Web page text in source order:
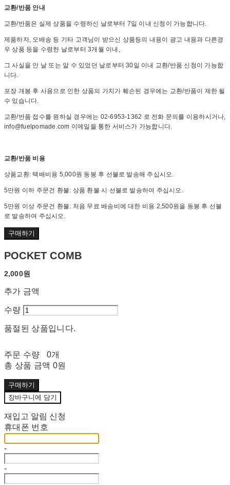
교환/반품 안내
교환/반품은 실제 상품을 수령하신 날로부터 7일 이내 신청이 가능합니다.
제품하자, 오배송 등 기타 고객님이 받으신 상품등의 내용이 광고 내용과 다른경
우 상품 등을 수령한 날로부터 3개월 이내,
그 사실을 안 날 또는 알 수 있었던 날로부터 30일 이내 교환/반품 신청이 가능합
니다.
포장 개봉 후 사용으로 인한 상품의 가치가 훼손된 경우에는 교환/반품이 제한 될
수 있습니다.
교환/반품 접수를 원하실 경우에는 02-6953-1362 로 전화 문의를 이용하시거나,
info@fuelpomade.com 이메일을 통한 서비스가 가능합니다.
교환/반품 비용
상품교환: 택배비용 5,000원 동봉 후 선불로 발송해 주십시오.
5만원 이하 주문건 환불: 상품 환불 시 선불로 발송하여 주십시오.
5만원 이상 주문건 환불: 처음 무료 배송비에 대한 비용 2,500원을 동봉 후 선불
로 발송하여 주십시오.
구매하기
POCKET COMB
2,000원
추가 금액
수량
품절된 상품입니다.
주문 수량
0개
총 상품 금액 0원
구매하기
장바구니에 담기
재입고 알림 신청
휴대폰 번호
-
-